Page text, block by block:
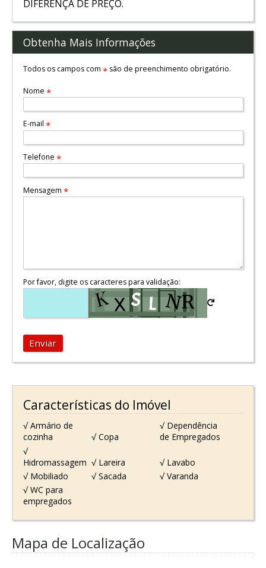
DIFERENÇA DE PREÇO.
Obtenha Mais Informações
Todos os campos com *são de preenchimento obrigatório.
Nome *
E-mail *
Telefone *
Mensagem *
Por favor, digite os caracteres para validação:
Enviar
Características do Imóvel
√ Armário de
cozinha
√ Copa
√ Dependência
de Empregados
√
Hidromassagem √ Lareira
√ Lavabo
√ Mobiliado
√ Sacada
√ Varanda
√ WC para
empregados
Mapa de Localização